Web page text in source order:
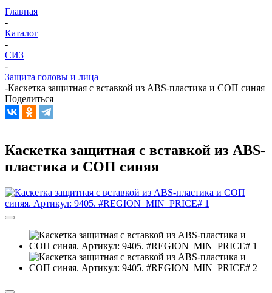
Главная
-
Каталог
-
СИЗ
-
Защита головы и лица
-Каскетка защитная с вставкой из ABS-пластика и СОП синяя
Поделиться
Каскетка защитная с вставкой из ABS-
пластика и СОП синяя